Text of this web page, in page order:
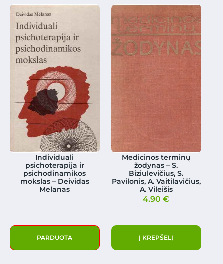
Individuali
psichoterapija ir
psichodinamikos
mokslas – Deividas
Melanas
PARDUOTA
Medicinos terminų
žodynas – S.
Biziulevičius, S.
Pavilonis, A. Vaitilavičius,
A. Vileišis
4.90€
Į KREPŠELĮ